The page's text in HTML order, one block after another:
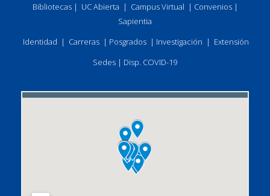
Bibliotecas| UC Abierta | Campus Virtual | Convenios|
Sapientia
Identidad | Carreras | Posgrados | Investigación | Extensión
Sedes | Disp. COVID-19